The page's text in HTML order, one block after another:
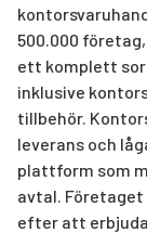
500.000
ett komplett
inklusive
tillbehör.
leverans och
plattform som
avtal.
efter att